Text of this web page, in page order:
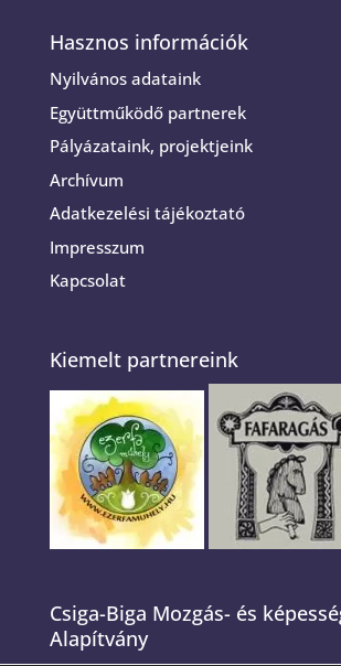
Hasznos információk
Nyilvános adataink
Együttműködő partnerek
Pályázataink, projektjeink
Archívum
Adatkezelési tájékoztató
Impresszum
Kapcsolat
Kiemelt partnereink
Csiga-Biga Mozgás- és
Alapítvány